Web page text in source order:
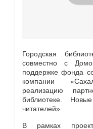
Городская
совместно с
поддержке фонда
компании
реализацию
библиотеке.
читателей».
В рамках